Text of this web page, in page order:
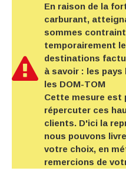
En raison de la
carburant,
sommes
temporairement
destinations
à savoir : les pays
les DOM-TOM
Cette mesure est
répercuter ces
clients. D'ici la
nous pouvons
votre choix, en
remercions de